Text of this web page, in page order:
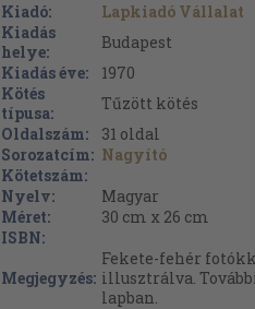
Kiadó:
Lapkiadó Vállalat
Kiadás
helye:
Budapest
Kiadás éve:
1970
Kötés
típusa:
Tűzött kötés
Oldalszám:
31 oldal
Sorozatcím: Nagyító
Kötetszám:
Nyelv:
Magyar
Méret:
30 cm x 26 cm
ISBN:
Megjegyzés:
Fekete-fehér
illusztrálva.
lapban.